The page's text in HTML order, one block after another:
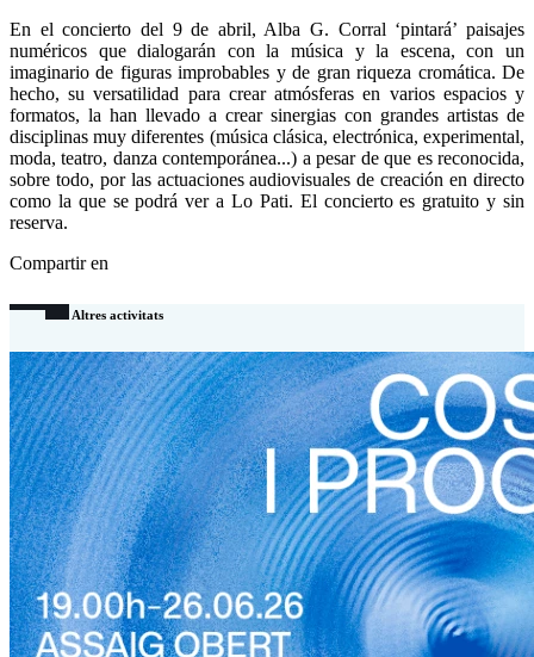
En el concierto del 9 de abril, Alba G. Corral ‘pintará’ paisajes
numéricos que dialogarán con la música y la escena, con un
imaginario de figuras improbables y de gran riqueza cromática. De
hecho, su versatilidad para crear atmósferas en varios espacios y
formatos, la han llevado a crear sinergias con grandes artistas de
disciplinas muy diferentes (música clásica, electrónica, experimental,
moda, teatro, danza contemporánea...) a pesar de que es reconocida,
sobre todo, por las actuaciones audiovisuales de creación en directo
como la que se podrá ver a Lo Pati. El concierto es gratuito y sin
reserva.
Compartir en
Altres activitats